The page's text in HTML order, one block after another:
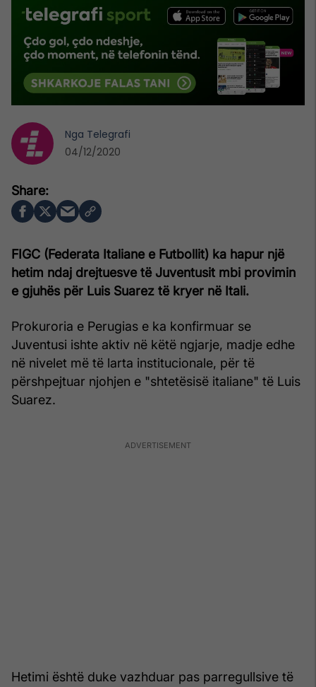
FIGC (Federata Italiane e Futbollit) ka hapur një
hetim ndaj drejtuesve të Juventusit mbi provimin
e gjuhës për Luis Suarez të kryer në Itali.
Prokuroria e Perugias e ka konfirmuar se
Juventusi ishte aktiv në këtë ngjarje, madje edhe
në nivelet më të larta institucionale, për të
përshpejtuar njohjen e "shtetësisë italiane" të Luis
Suarez.
Hetimi është duke vazhduar pas parregullsive të
Nga Telegrafi
04/12/2020